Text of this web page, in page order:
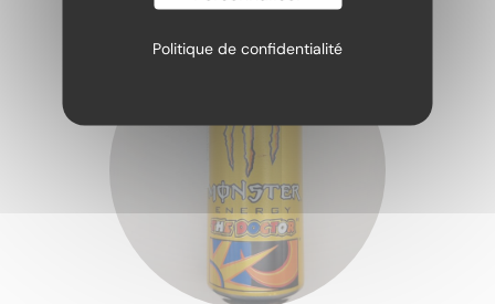
Politique de confidentialité